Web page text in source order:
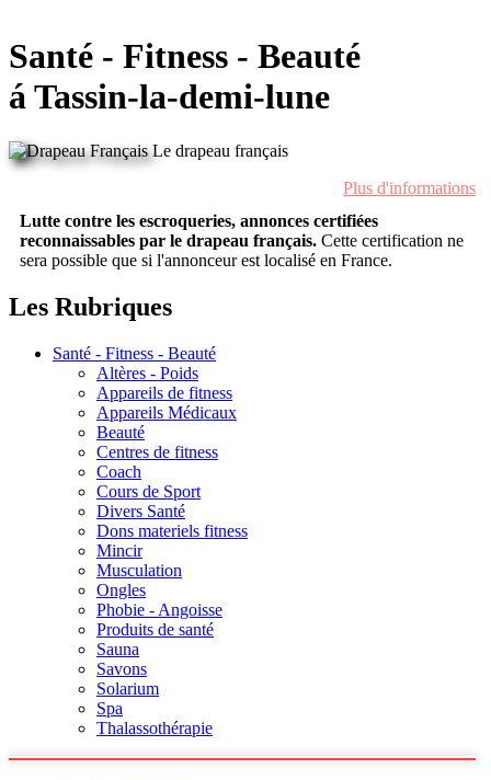
Santé - Fitness - Beauté
á Tassin-la-demi-lune
Le drapeau français
Plus d'informations
Lutte contre les escroqueries, annonces certifiées
reconnaissables par le drapeau français. Cette certification ne
sera possible que si l'annonceur est localisé en France.
Les Rubriques
Santé - Fitness - Beauté
Altères - Poids
Appareils de fitness
Appareils Médicaux
Beauté
Centres de fitness
Coach
Cours de Sport
Divers Santé
Dons materiels fitness
Mincir
Musculation
Ongles
Phobie - Angoisse
Produits de santé
Sauna
Savons
Solarium
Spa
Thalassothérapie